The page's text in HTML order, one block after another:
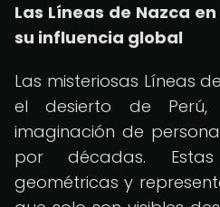
Las Líneas de Nazca
su influencia global
Las misteriosas Líneas
el desierto de
imaginación de
por décadas.
geométricas y